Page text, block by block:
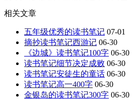
相关文章
五年级优秀的读书笔记 07-01
摘抄读书笔记西游记 06-30
《边城》读书笔记100字 06-30
读书笔记细节决定成败 06-30
读书笔记安徒生的童话 06-30
读书笔记高一400字 06-30
金银岛的读书笔记300字 06-30